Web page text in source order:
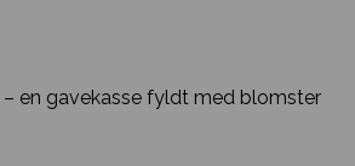
en gavekasse fyldt med blomster